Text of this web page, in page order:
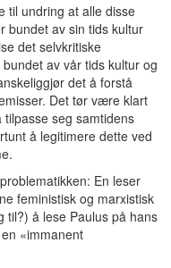
til undring at alle disse
bundet av sin tids kultur
det selvkritiske
av vår tids kultur og
det å forstå
Det tør være klart
seg samtidens
å legitimere dette ved
En leser
feministisk og marxistisk
til?) å lese Paulus på hans
«immanent